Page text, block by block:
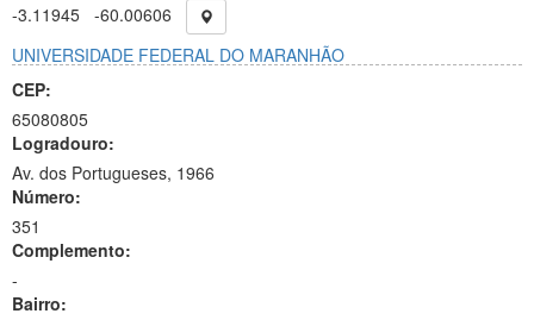
-3.11945 -60.00606
UNIVERSIDADE FEDERAL DO MARANHÃO
CEP:
65080805
Logradouro:
Av. dos Portugueses, 1966
Número:
351
Complemento:
-
Bairro: